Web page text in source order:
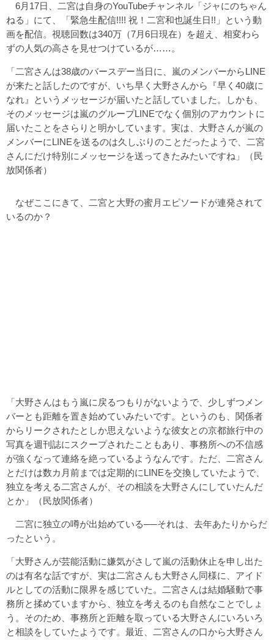
6月17日、二宮は自身のYouTubeチャンネル「ジャにのちゃん
ねる」にて、「緊急生配信!!!! 祝！二宮和也誕生日!!」という動
画を配信。視聴回数は340万（7月6日現在）を超え、相変わら
ずの人気の高さを見せつけているが……。
「二宮さんは38歳のバースデー当日に、嵐のメンバーからLINE
が来たと話したのですが、いち早く大野さんから『早く40歳に
なれ』というメッセージが届いたと話していました。しかも、
そのメッセージは嵐のグループLINEでなく個別のアカウントに
届いたことをさらりと明かしています。実は、大野さんが嵐の
メンバーにLINEを送るのは久しぶりのことだったようで、二宮
さんにだけ特別にメッセージを送ってきたみたいですね」（民
放関係者）
なぜここにきて、二宮と大野の蜜月エピソードが連発されて
いるのか？
「大野さんはもう嵐に戻るつもりがないようで、少しずつメン
バーとも距離を置き始めていみたいです。というのも、関係者
からリークされたとしか思えないような彼女との京都旅行中の
写真を週刊誌にスクープされたこともあり、事務所への不信感
が強くなって連絡を絶っているようなんです。ただ、二宮さん
とだけは数カ月前までは定期的にLINEを交換していたようで、
独立を考える二宮さんが、その相談を大野さんにしていたんだ
とか」（民放関係者）
二宮に独立の噂が出始めている──それは、去年あたりからだ
ったという。
「大野さんが芸能活動に嫌気がさして嵐の活動休止を申し出た
のは有名な話ですが、実は二宮さんも大野さん同様に、アイド
ルとしての活動に限界を感じていた。二宮さんは結婚騒動で事
務所と揉めていますから、独立を考えるのも自然なことでしょ
う。そのため、事務所と距離を取っている大野さんにいろいろ
と相談をしていたようです。最近、二宮さんの口から大野さん